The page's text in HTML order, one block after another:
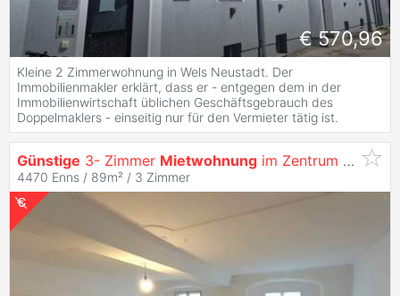
€ 570,96
Kleine 2 Zimmerwohnung in Wels Neustadt. Der
Immobilienmakler erklärt, dass er - entgegen dem in der
Immobilienwirtschaft üblichen Geschäftsgebrauch des
Doppelmaklers - einseitig nur für den Vermieter tätig ist.
Günstige 3- Zimmer Mietwohnung im Zentrum von Enns
4470 Enns / 89m² / 3 Zimmer